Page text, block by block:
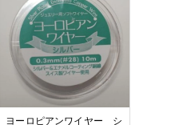
ヨーロピアンワイヤー シ